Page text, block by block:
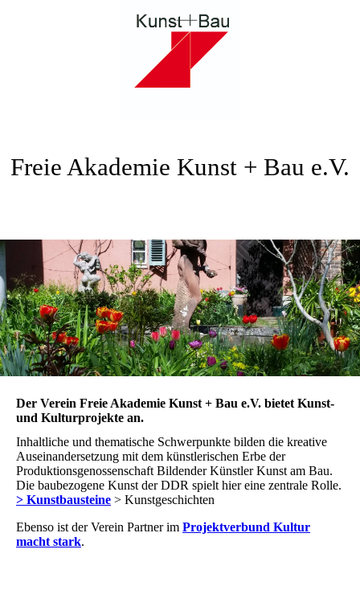
Freie Akademie Kunst + Bau e.V.
Der Verein Freie Akademie Kunst + Bau e.V. bietet Kunst-
und Kulturprojekte an.
Inhaltliche und thematische Schwerpunkte bilden die kreative
Auseinandersetzung mit dem künstlerischen Erbe der
Produktionsgenossenschaft Bildender Künstler Kunst am Bau.
Die baubezogene Kunst der DDR spielt hier eine zentrale Rolle.
> Kunstbausteine > Kunstgeschichten
Ebenso ist der Verein Partner im Projektverbund Kultur
macht stark.